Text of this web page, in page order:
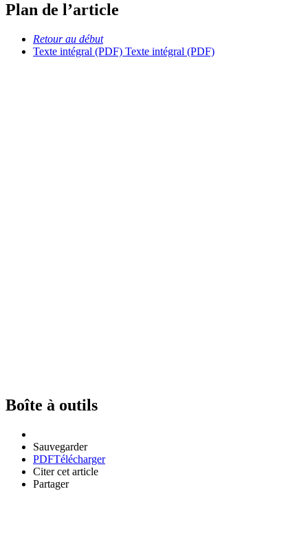
Plan de l’article
Retour au début
Texte intégral (PDF) Texte intégral (PDF)
Boîte à outils
Sauvegarder
PDFTélécharger
Citer cet article
Partager